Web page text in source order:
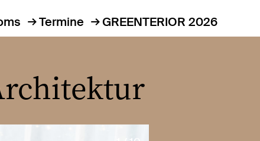
Termine GREENTERIOR 2026